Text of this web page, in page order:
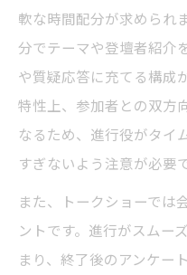
軟な時間配分が求められ
分でテーマや登壇者紹介
や質疑応答に充てる構成
特性上、参加者との双方
なるため、進行役がタイ
すぎないよう注意が必要で
また、トークショーでは
ントです。進行がスムー
まり、終了後のアンケー